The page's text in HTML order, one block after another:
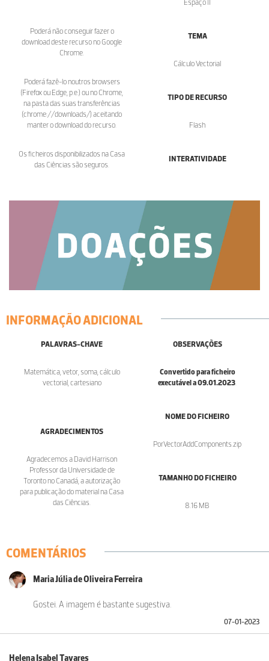
Poderá não conseguir fazer o
download deste recurso no Google
Chrome.
Poderá fazê-lo noutros browsers
(Firefox ou Edge, p.e.) ou no Chrome,
na pasta das suas transferências
(chrome://downloads/) aceitando
manter o download do recurso.
Os ficheiros disponibilizados na Casa
das Ciências são seguros.
Espaço II
TEMA
Cálculo Vectorial
TIPO DE RECURSO
Flash
INTERATIVIDADE
INFORMAÇÃO ADICIONAL
PALAVRAS-CHAVE
Matemática, vetor, soma, cálculo
vectorial, cartesiano
OBSERVAÇÕES
Convertido para ficheiro
executável a 09.01.2023
AGRADECIMENTOS
Agradecemos a David Harrison
Professor da Universidade de
Toronto no Canadá, a autorização
para publicação do material na Casa
das Ciências.
NOME DO FICHEIRO
PorVectorAddComponents.zip
TAMANHO DO FICHEIRO
8.16 MB
COMENTÁRIOS
Maria Júlia de Oliveira Ferreira
Gostei. A imagem é bastante sugestiva.
07-01-2023
Helena Isabel Tavares